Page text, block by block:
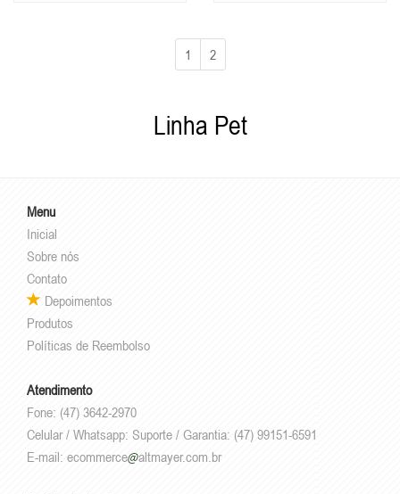
1 2
Linha Pet
Menu
Inicial
Sobre nós
Contato
Depoimentos
Produtos
Políticas de Reembolso
Atendimento
Fone: (47) 3642-2970
Celular / Whatsapp: Suporte / Garantia: (47) 99151-6591
E-mail: ecommerce altmayer.com.br